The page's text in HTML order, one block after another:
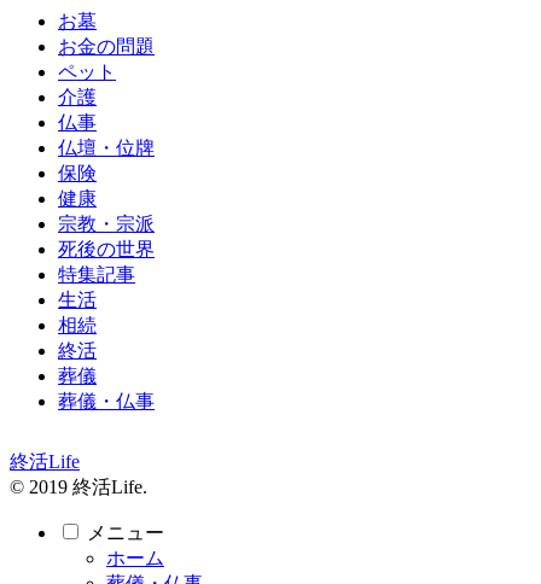
お墓
お金の問題
ペット
介護
仏事
仏壇・位牌
保険
健康
宗教・宗派
死後の世界
特集記事
生活
相続
終活
葬儀
葬儀・仏事
終活Life
© 2019 終活Life.
メニュー
ホーム